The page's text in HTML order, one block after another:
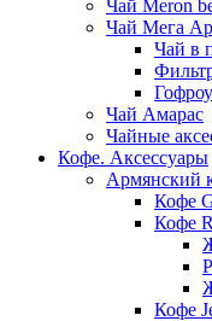
Чай Meron
Чай Мега
Чай в
Чай Амарас
Чайные
Кофе. Аксессуары
Армянский
Кофе
Кофе
Кофе